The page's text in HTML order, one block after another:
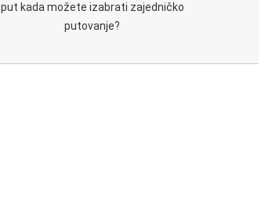
put kada možete izabrati zajedničko
putovanje?